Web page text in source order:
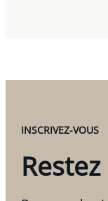
INSCRIVEZ-VOUS